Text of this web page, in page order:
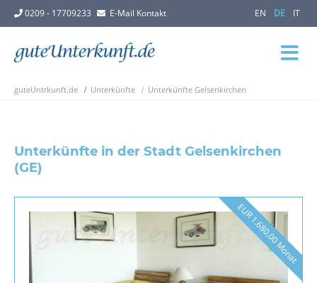
0209 - 17709233 E-Mail Kontakt EN DE IT
guteUntrkunft.de Unterkünfte Unterkünfte Gelsenkirchen
Unterkünfte in der Stadt Gelsenkirchen
(GE)
EUR 1.680,00 Monat